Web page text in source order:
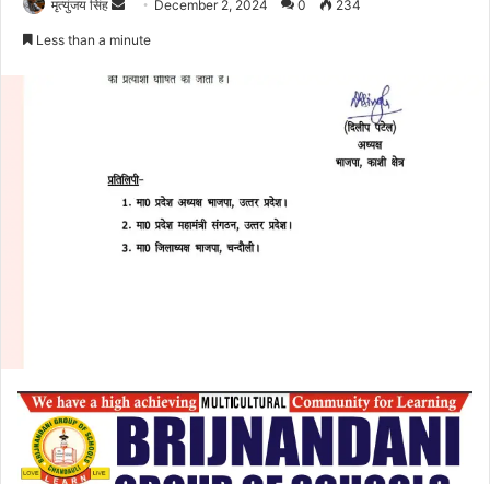
मृत्युंजय सिंह
Send December 2, 2024 0 234
Less than a minute